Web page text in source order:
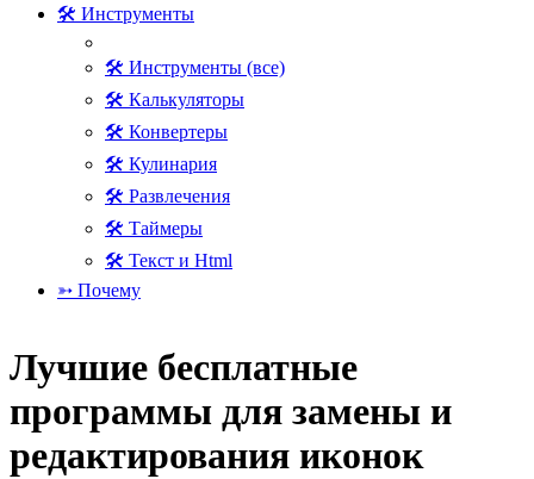
🛠 Инструменты
🛠 Инструменты (все)
🛠 Калькуляторы
🛠 Конвертеры
🛠 Кулинария
🛠 Развлечения
🛠 Таймеры
🛠 Текст и Html
➳ Почему
Лучшие бесплатные
программы для замены и
редактирования иконок